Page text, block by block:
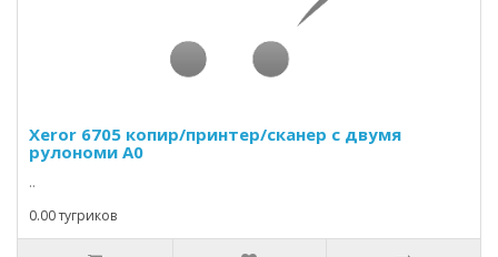
Xeror 6705 копир/принтер/сканер с двумя
рулономи А0
..
0.00 тугриков